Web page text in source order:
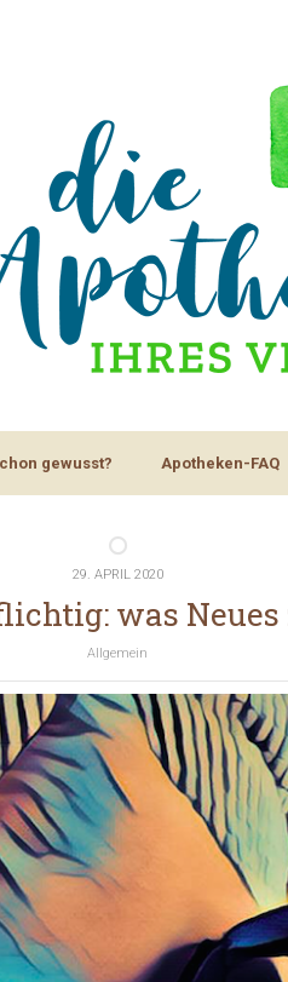
gewusst? Apotheken-FAQ
29. APRIL 2020
was
Allgemein